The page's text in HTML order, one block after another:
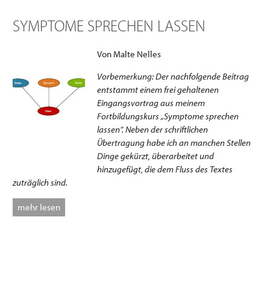
SYMPTOME SPRECHEN LASSEN
Von Malte Nelles
Vorbemerkung: Der nachfolgende Beitrag
entstammt einem frei gehaltenen
Eingangsvortrag aus meinem
Fortbildungskurs „Symptome sprechen
lassen“. Neben der schriftlichen
Übertragung habe ich an manchen Stellen
Dinge gekürzt, überarbeitet und
hinzugefügt, die dem Fluss des Textes
zuträglich sind.
mehr lesen